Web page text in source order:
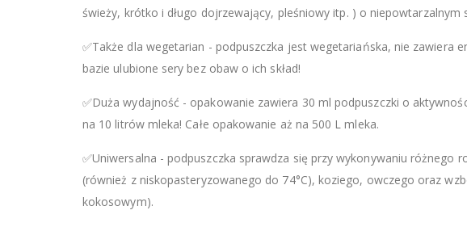
świeży, krótko i długo dojrzewający, pleśniowy itp. ) o niepowtarzalnym
✅Także dla wegetarian - podpuszczka jest wegetariańska, nie zawiera
bazie ulubione sery bez obaw o ich skład!
✅Duża wydajność - opakowanie zawiera 30 ml podpuszczki o
na 10 litrów mleka! Całe opakowanie aż na 500 L mleka.
✅Uniwersalna - podpuszczka sprawdza się przy wykonywaniu różnego
(również z niskopasteryzowanego do 74°C), koziego, owczego oraz
kokosowym).